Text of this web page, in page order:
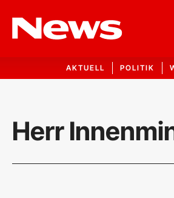
AKTUELL POLITIK
Herr